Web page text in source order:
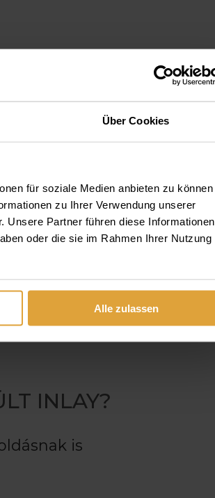
Über Cookies
für soziale Medien anbieten zu können
zu Ihrer Verwendung unserer
Unsere Partner führen diese Informationen
oder die sie im Rahmen Ihrer Nutzung
Alle zulassen
számít az
szájában
a
színéhez,
INLAY?
is